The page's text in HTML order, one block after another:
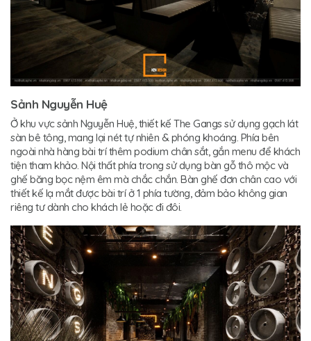
Sảnh Nguyễn Huệ
Ở khu vực sảnh Nguyễn Huệ, thiết kế The Gangs sử dụng gạch lát
sàn bê tông, mang lại nét tự nhiên & phóng khoáng. Phía bên
ngoài nhà hàng bài trí thêm podium chân sắt, gắn menu để khách
tiện tham khảo. Nội thất phía trong sử dụng bàn gỗ thô mộc và
ghế băng bọc nệm êm mà chắc chắn. Bàn ghế đơn chân cao với
thiết kế lạ mắt được bài trí ở 1 phía tường, đảm bảo không gian
riêng tư dành cho khách lẻ hoặc đi đôi.